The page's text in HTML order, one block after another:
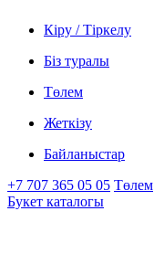
Кіру / Тіркелу
Біз туралы
Төлем
Жеткізу
Байланыстар
+7 707 365 05 05 Төлем
Букет каталогы